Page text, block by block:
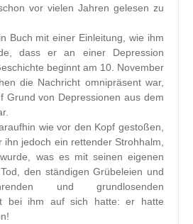
vor vielen Jahren gelesen zu
Buch mit einer Einleitung, wie ihm
dass er an einer Depression
beginnt am 10. November
die Nachricht omnipräsent war,
Grund von Depressionen aus dem
wie vor den Kopf gestoßen,
jedoch ein rettender Strohhalm,
was es mit seinen eigenen
den ständigen Grübeleien und
und grundlosenden
bei ihm auf sich hatte: er hatte